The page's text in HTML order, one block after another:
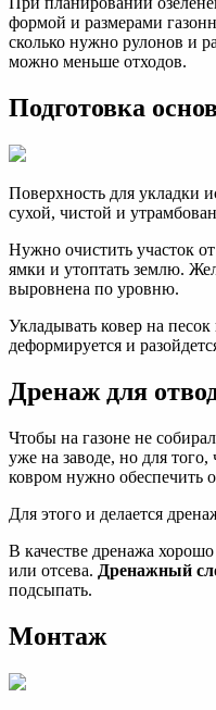
формой и размерами
сколько нужно рулонов и
можно меньше отходов.
Подготовка
Поверхность для укладки
сухой, чистой и
Нужно очистить участок
ямки и утоптать землю.
выровнена по уровню.
Укладывать ковер на песок
деформируется и
Дренаж для
Чтобы на газоне не
уже на заводе, но для
ковром нужно обеспечить
Для этого и делается
В качестве дренажа
или отсева. Дренажный
подсыпать.
Монтаж